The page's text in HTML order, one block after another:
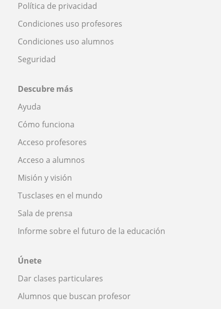
Política de privacidad
Condiciones uso profesores
Condiciones uso alumnos
Seguridad
Descubre más
Ayuda
Cómo funciona
Acceso profesores
Acceso a alumnos
Misión y visión
Tusclases en el mundo
Sala de prensa
Informe sobre el futuro de la educación
Únete
Dar clases particulares
Alumnos que buscan profesor